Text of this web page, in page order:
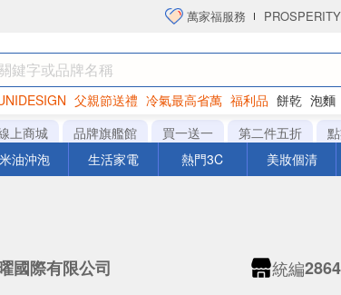
萬家福服務
父親節送禮 冷氣最高省萬 福利品 餅乾 泡麵
海苔 洋芋片
上商城 品牌旗艦館 買一送一 第二件五折
米油沖泡 生活家電 熱門3C 美妝個清
國際有限公司 統編